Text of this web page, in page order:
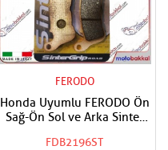
FERODO
Honda Uyumlu FERODO Ön
Sağ-Ön Sol ve Arka Sinter
FDB2196ST